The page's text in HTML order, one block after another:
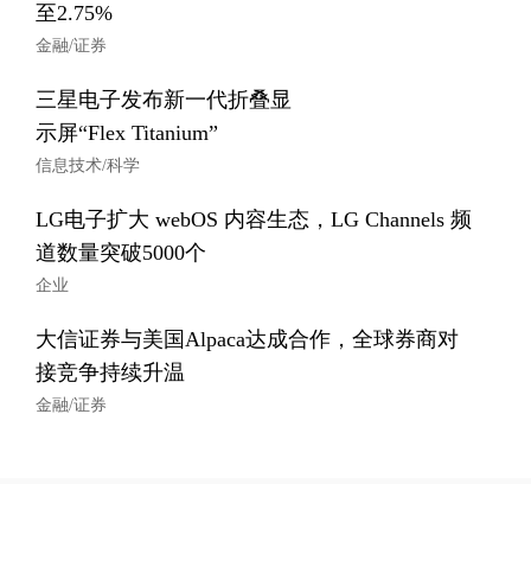
至2.75%
金融/证券
三星电子发布新一代折叠显
示屏“Flex Titanium”
信息技术/科学
LG电子扩大 webOS 内容生态，LG Channels 频
道数量突破5000个
企业
大信证券与美国Alpaca达成合作，全球券商对
接竞争持续升温
金融/证券